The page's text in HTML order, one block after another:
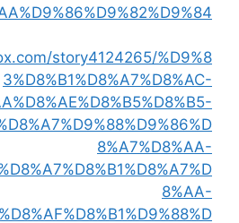
story4124265/%D9%8
3%D8%B1%D8%A7%D8%AC-
8%A7%D8%AA-
8%AA-